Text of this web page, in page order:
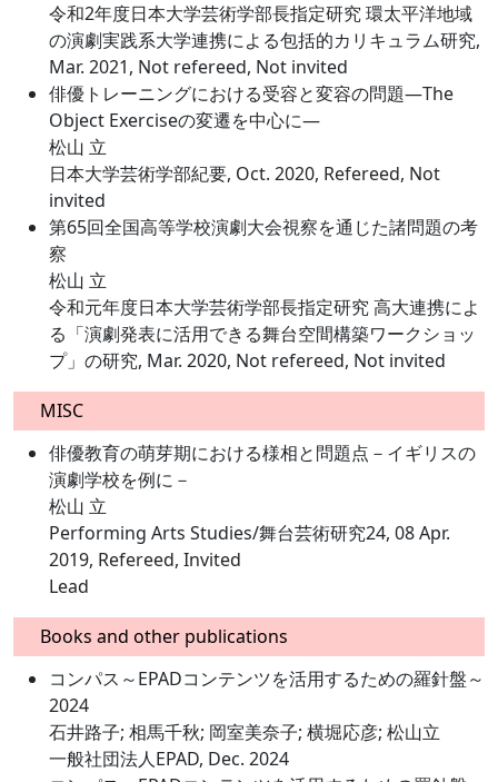
令和2年度日本大学芸術学部長指定研究 環太平洋地域
の演劇実践系大学連携による包括的カリキュラム研究,
Mar. 2021, Not refereed, Not invited
俳優トレーニングにおける受容と変容の問題―The
Object Exerciseの変遷を中心に―
松山 立
日本大学芸術学部紀要, Oct. 2020, Refereed, Not
invited
第65回全国高等学校演劇大会視察を通じた諸問題の考
察
松山 立
令和元年度日本大学芸術学部長指定研究 高大連携によ
る「演劇発表に活用できる舞台空間構築ワークショッ
プ」の研究, Mar. 2020, Not refereed, Not invited
MISC
俳優教育の萌芽期における様相と問題点－イギリスの
演劇学校を例に－
松山 立
Performing Arts Studies/舞台芸術研究24, 08 Apr.
2019, Refereed, Invited
Lead
Books and other publications
コンパス～EPADコンテンツを活用するための羅針盤～
2024
石井路子; 相馬千秋; 岡室美奈子; 横堀応彦; 松山立
一般社団法人EPAD, Dec. 2024